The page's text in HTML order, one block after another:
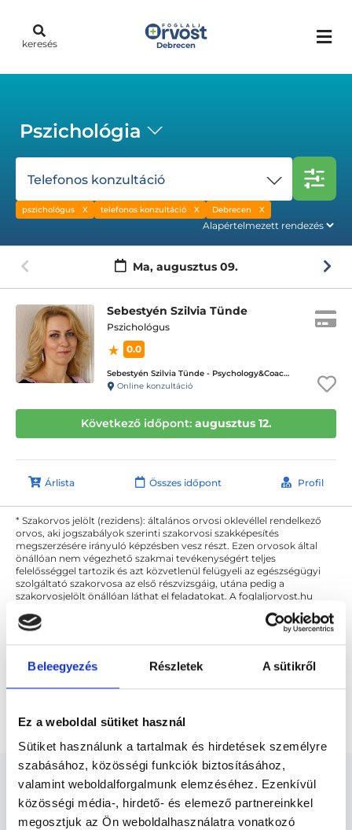
Beleegyezés Részletek A sütikről
Ez a weboldal sütiket használ
Sütiket használunk a tartalmak és hirdetések személyre
szabásához, közösségi funkciók biztosításához,
valamint weboldalforgalmunk elemzéséhez. Ezenkívül
közösségi média-, hirdető- és elemező partnereinkkel
megosztjuk az Ön weboldalhasználatra vonatkozó
keresés Debrecen
Pszichológia
Telefonos konzultáció
pszichológus telefonos konzultáció Debrecen
Ma, augusztus 09.
Sebestyén Szilvia Tünde
Pszichológus
0.0
Sebestyén Szilvia Tünde - Psychology&Coaching - ICD terápiás magánpraxis
Online konzultáció
Következő időpont: augusztus 12.
Árlista Összes időpont Profil
* Szakorvos jelölt (rezidens): általános orvosi oklevéllel rendelkező
orvos, aki jogszabályok szerinti szakorvosi szakképesítés
megszerzésére irányuló képzésben vesz részt. Ezen orvosok által
önállóan nem végezhető szakmai tevékenységért teljes
felelősséggel tartozik és azt közvetlenül felügyeli az egészségügyi
szolgáltató szakorvosa az első részvizsgáig, utána pedig a
szakorvosjelölt önállóan láthat el feladatokat. A foglaljorvost.hu
és szakorvosjelölt esetén.
Főoldal Pszichológus Debrecen